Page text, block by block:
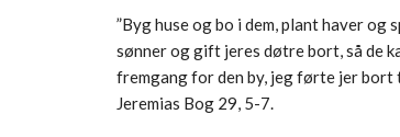
”Byg huse og bo i dem, plant haver
sønner og gift jeres døtre bort, så de
fremgang for den by, jeg førte jer bort
Jeremias Bog 29, 5-7.